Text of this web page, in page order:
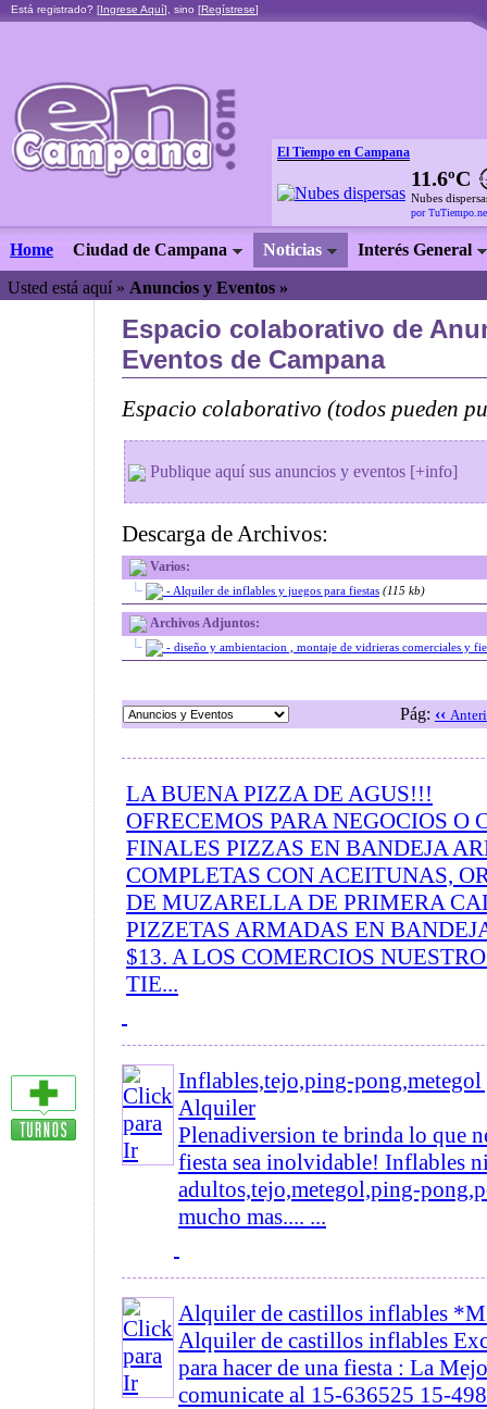
Está registrado? [Ingrese Aquí], sino [Regístrese]
El Tiempo en Campana
11.6ºC
Nubes
por
Home Ciudad de Campana Noticias Interés General
Usted está aquí » Anuncios y Eventos »
Espacio colaborativo de
Eventos de Campana
Espacio colaborativo (todos pueden
Publique aquí sus anuncios y eventos [+info]
Descarga de Archivos:
Varios:
- Alquiler de inflables y juegos para fiestas (115 kb)
Archivos Adjuntos:
- diseño y ambientacion , montaje de vidrieras comerciales y
Pág: ‹‹
LA BUENA PIZZA DE AGUS!!!
OFRECEMOS PARA NEGOCIOS O
FINALES PIZZAS EN BANDEJA
COMPLETAS CON ACEITUNAS,
DE MUZARELLA DE PRIMERA
PIZZETAS ARMADAS EN
$13. A LOS COMERCIOS
TIE...
Inflables,tejo,ping-pong,metegol
Alquiler
Plenadiversion te brinda lo que
fiesta sea inolvidable! Inflables
adultos,tejo,metegol,ping-
mucho mas.... ...
Alquiler de castillos inflables
Alquiler de castillos inflables
para hacer de una fiesta : La
comunicate al 15-636525 15-